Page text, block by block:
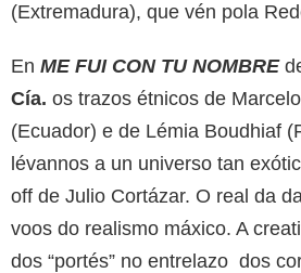
(Extremadura), que vén pola
En ME FUI CON TU NOMBRE
Cía. os trazos étnicos de
(Ecuador) e de Lémia Boudhiaf
lévannos a un universo tan
off de Julio Cortázar. O real da
voos do realismo máxico. A
dos “portés” no entrelazo dos